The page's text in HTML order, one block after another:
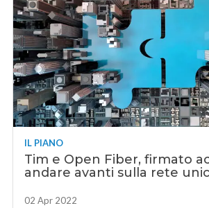
IL PIANO
Tim e Open Fiber, firmato
andare avanti sulla rete
02 Apr 2022